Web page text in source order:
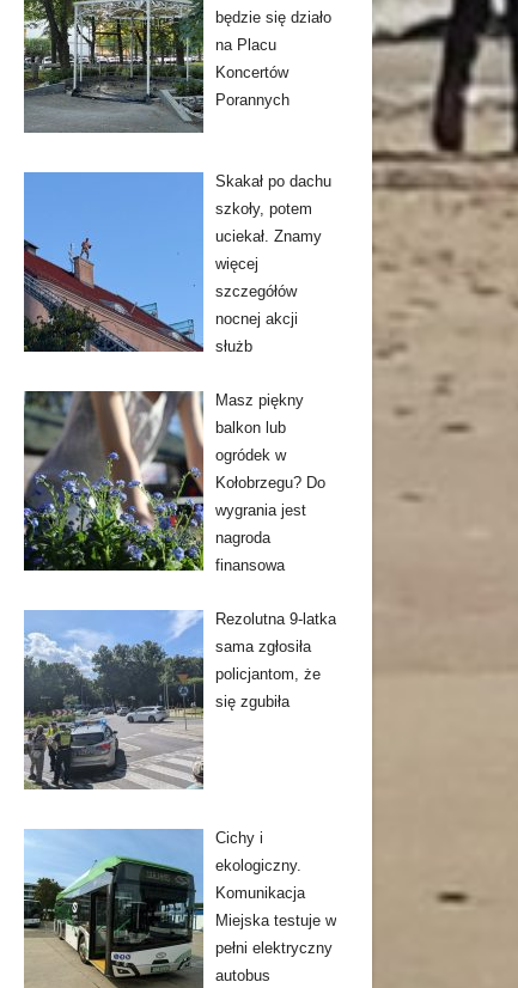
będzie się działo
na Placu
Koncertów
Porannych
Skakał po dachu
szkoły, potem
uciekał. Znamy
więcej
szczegółów
nocnej akcji
służb
Masz piękny
balkon lub
ogródek w
Kołobrzegu? Do
wygrania jest
nagroda
finansowa
Rezolutna 9-latka
sama zgłosiła
policjantom, że
się zgubiła
Cichy i
ekologiczny.
Komunikacja
Miejska testuje w
pełni elektryczny
autobus